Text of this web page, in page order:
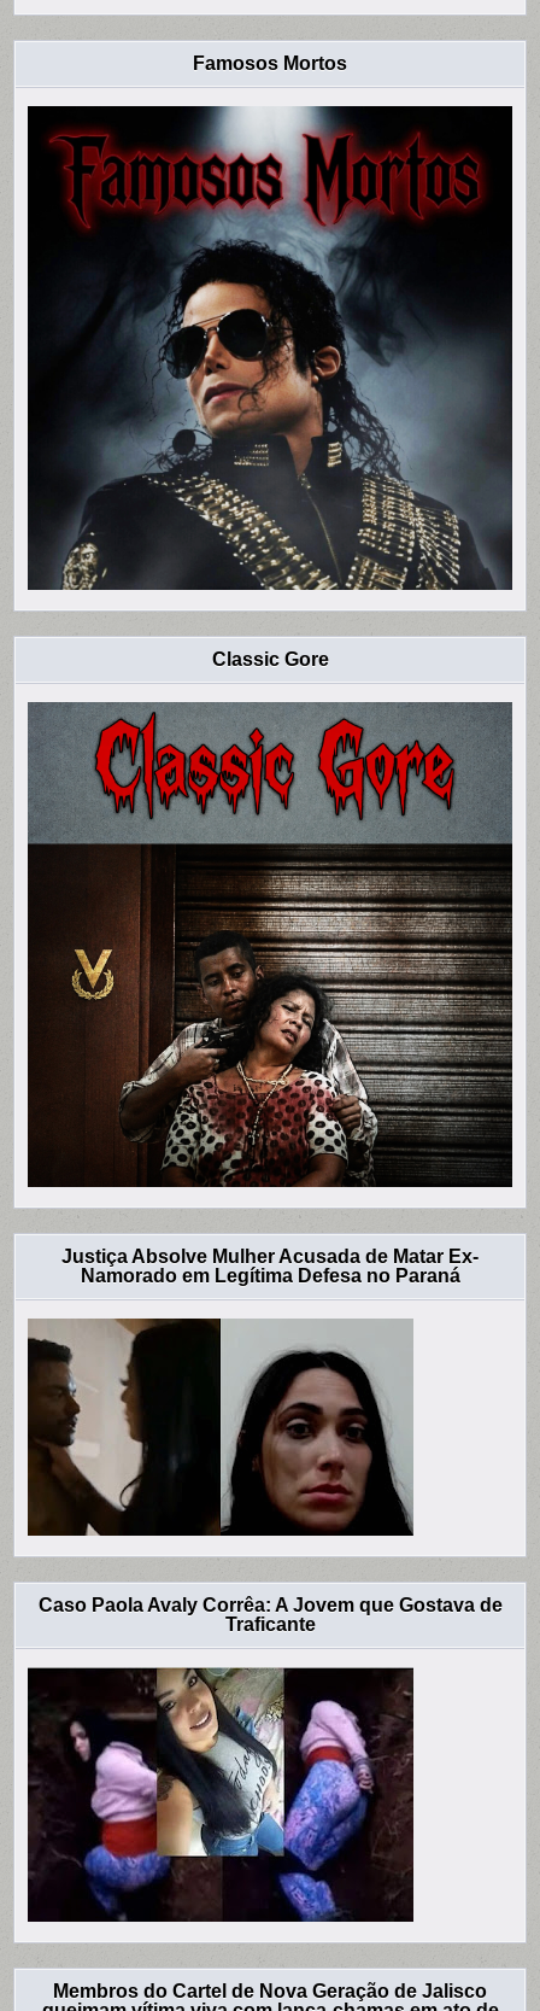
Famosos Mortos
Classic Gore
Justiça Absolve Mulher Acusada de Matar Ex-
Namorado em Legítima Defesa no Paraná
Caso Paola Avaly Corrêa: A Jovem que Gostava de
Traficante
Membros do Cartel de Nova Geração de Jalisco